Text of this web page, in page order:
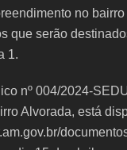
no
que serão
1.
nº 004/2024-
Alvorada, está